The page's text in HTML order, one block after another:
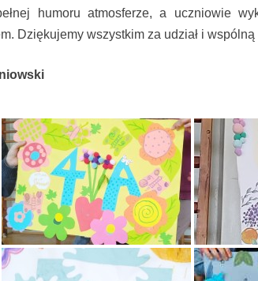
humoru atmosferze, a uczniowie
Dziękujemy wszystkim za udział i wspólną